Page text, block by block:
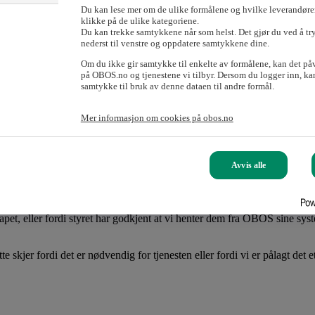
og internett. Merk at montørene kun gjennomfører denne
av kanaler, bruk av fjernkontroll eller lignende, er du hjertelig
eller fordi styret har godkjent at vi henter dem fra OBOS sine
skjer fordi det er nødvendig for tjenesten eller fordi vi er pålagt det
Du kan lese mer om de ulike formålene og hvilke
klikke på de ulike kategoriene.
Du kan trekke samtykkene når som helst. Det gjør du ved å
nederst til venstre og oppdatere samtykkene dine.
Om du ikke gir samtykke til enkelte av formålene, kan det
på OBOS.no og tjenestene vi tilbyr. Dersom du logger inn,
samtykke til bruk av denne dataen til andre formål.
Mer informasjon om cookies på obos.no
Avvis alle